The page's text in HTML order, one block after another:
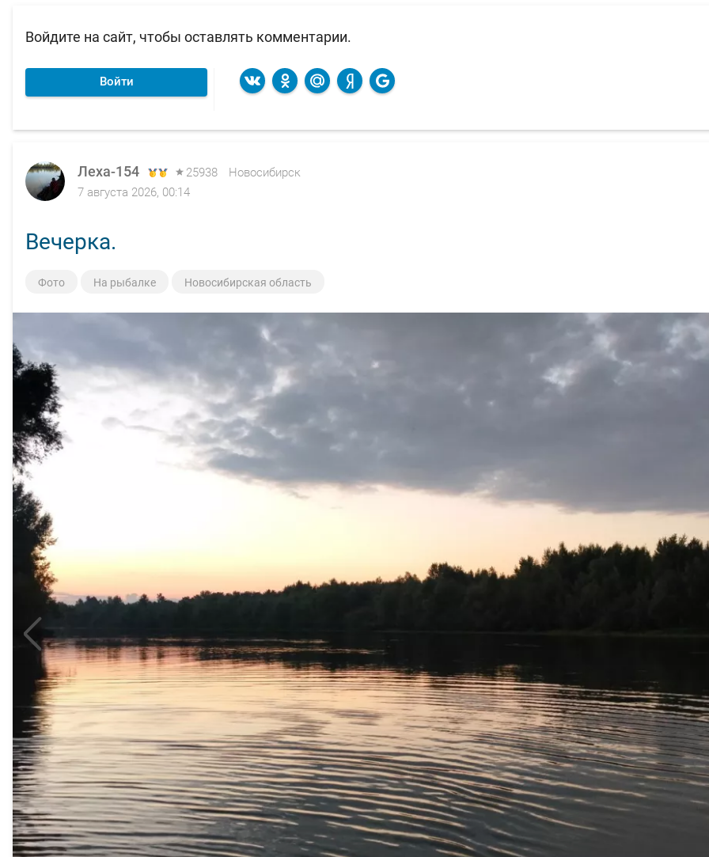
Войдите на сайт, чтобы оставлять комментарии.
Войти
Леха-154 25938
Новосибирск
7 августа 2026, 00:14
Вечерка.
Фото На рыбалке Новосибирская область
Леха-154 25938
Новосибирск
4 августа 2026, 12:52
Собака утку нашел, за косоглазыми недохотниками - браками.
Фото На рыбалке Новосибирская область